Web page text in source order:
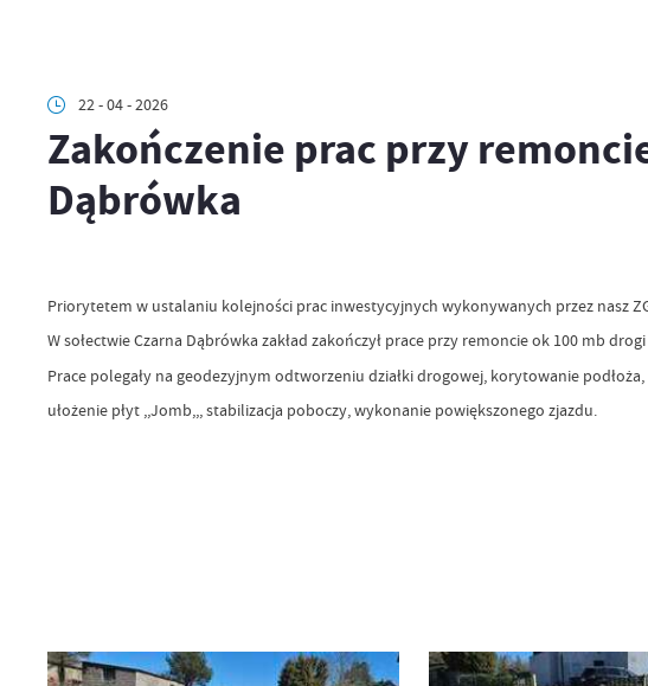
22 - 04 - 2026
Zakończenie prac przy
Dąbrówka
Priorytetem w ustalaniu kolejności prac inwestycyjnych wykonywanych przez nasz
W sołectwie Czarna Dąbrówka zakład zakończył prace przy remoncie ok 100 mb
Prace polegały na geodezyjnym odtworzeniu działki drogowej, korytowanie
ułożenie płyt ,,Jomb,,, stabilizacja poboczy, wykonanie powiększonego zjazdu.